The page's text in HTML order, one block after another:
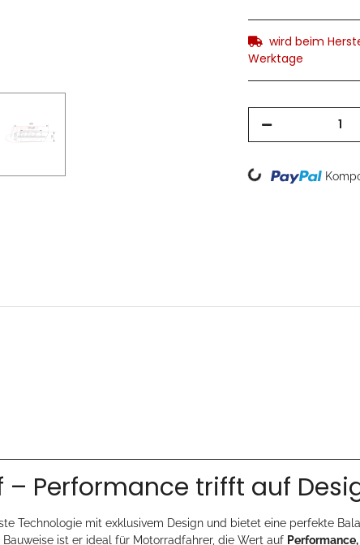
wird beim
Werktage
Loading...
– Performance trifft auf
Technologie mit exklusivem Design und bietet eine perfekte
ist er ideal für Motorradfahrer, die Wert auf